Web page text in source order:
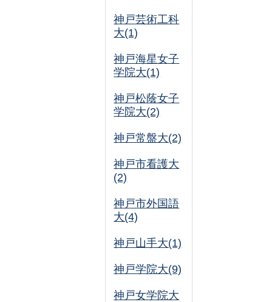
神戸芸術工科
大(1)
神戸海星女子
学院大(1)
神戸松蔭女子
学院大(2)
神戸常盤大(2)
神戸市看護大
(2)
神戸市外国語
大(4)
神戸山手大(1)
神戸学院大(9)
神戸女学院大